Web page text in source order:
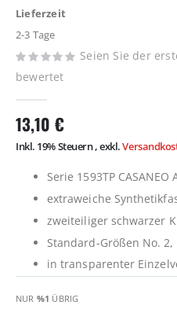
springen
Lieferzeit
2-3 Tage
Seien Sie der
bewertet
13,10 €
Inkl. 19% Steuern,exkl.
Serie 1593TP
extraweiche
zweiteiliger schwarzer
Standard-Größen No.
in transparenter
NUR %1 ÜBRIG